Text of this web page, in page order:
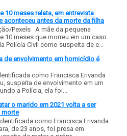
10 meses relata, em entrevista
aconteceu antes da morte da filha
Pexels A mãe da pequena
10 meses que morreu em um caso
Polícia Civil como suspeita de e...
de envolvimento em homicídio é
como Francisca Erivanda
suspeita de envolvimento em um
a Polícia, ela foi...
o marido em 2021 volta a ser
morte
como Francisca Erivanda
de 23 anos, foi presa em